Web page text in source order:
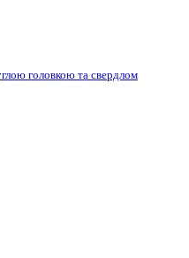
головкою та свердлом